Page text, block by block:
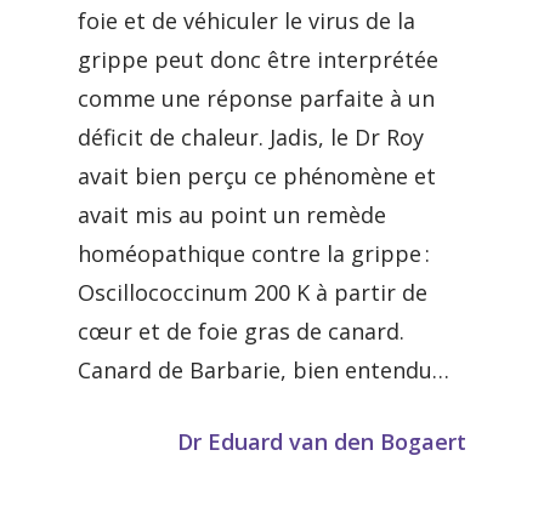
foie et de véhiculer le virus de la
grippe peut donc être interprétée
comme une réponse parfaite à un
déficit de chaleur. Jadis, le Dr Roy
avait bien perçu ce phénomène et
avait mis au point un remède
homéopathique contre la grippe :
Oscillococcinum 200 K à partir de
cœur et de foie gras de canard.
Canard de Barbarie, bien entendu…
Dr Eduard van den Bogaert